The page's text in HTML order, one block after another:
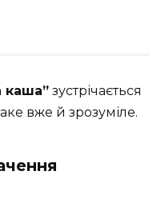
каша” зустрічається
вже й зрозуміле.